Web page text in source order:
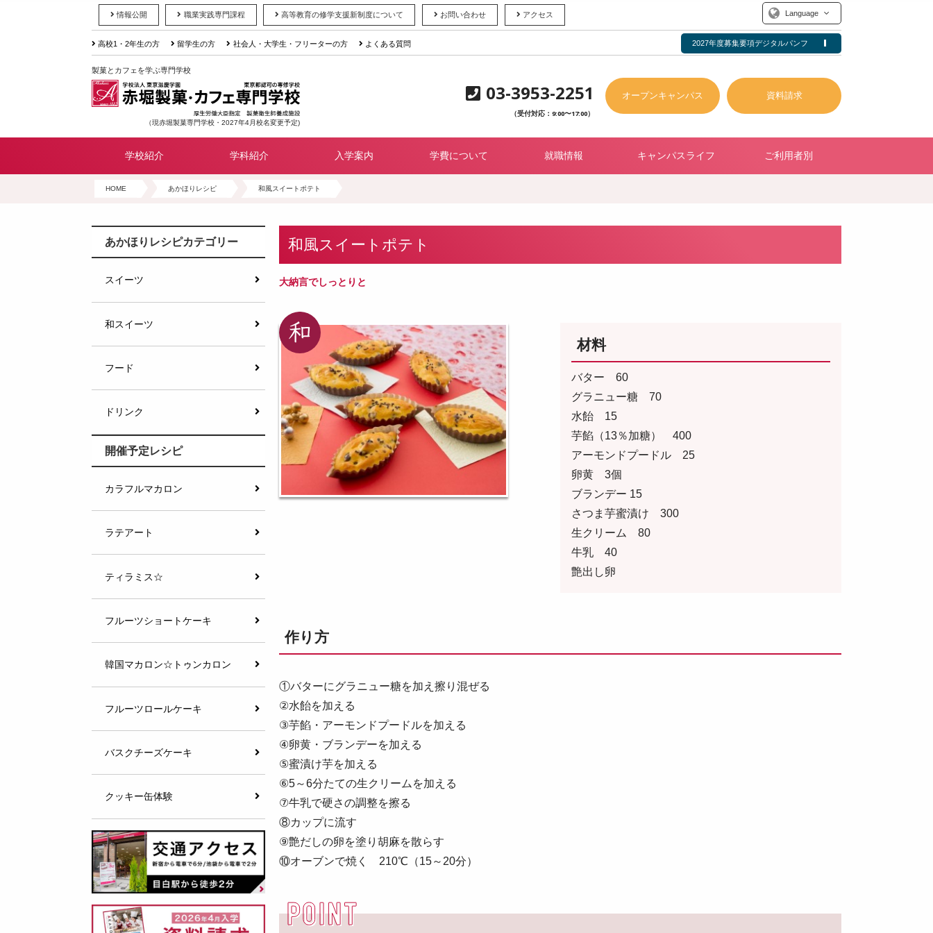
情報公開 職業実践専門課程 高等教育の修学支援新制度について お問い合わせ アクセス Language
高校1・2年生の方 留学生の方 社会人・大学生・フリーターの方 よくある質問 2027年度募集要項デジタルパンフ
製菓とカフェを学ぶ専門学校
（現赤堀製菓専門学校・2027年4月校名変更予定)
03-3953-2251
（受付対応：9:00〜17:00）
オープンキャンパス 資料請求
学校紹介 学科紹介 入学案内 学費について 就職情報 キャンパスライフ ご利用者別
HOME あかほりレシピ 和風スイートポテト
和風スイートポテト
大納言でしっとりと
材料
バター 60
グラニュー糖 70
水飴 15
芋餡（13％加糖） 400
アーモンドプードル 25
卵黄 3個
ブランデー 15
さつま芋蜜漬け 300
生クリーム 80
牛乳 40
艶出し卵
作り方
①バターにグラニュー糖を加え擦り混ぜる
②水飴を加える
③芋餡・アーモンドプードルを加える
④卵黄・ブランデーを加える
⑤蜜漬け芋を加える
⑥5～6分たての生クリームを加える
⑦牛乳で硬さの調整を擦る
⑧カップに流す
⑨艶だしの卵を塗り胡麻を散らす
⑩オーブンで焼く 210℃（15～20分）
あかほりレシピカテゴリー
スイーツ
和スイーツ
フード
ドリンク
開催予定レシピ
カラフルマカロン
ラテアート
ティラミス☆
フルーツショートケーキ
韓国マカロン☆トゥンカロン
フルーツロールケーキ
バスクチーズケーキ
クッキー缶体験